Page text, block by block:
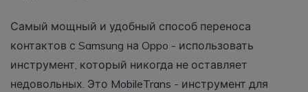
Самый мощный и удобный способ переноса
контактов с Samsung на Oppo - использовать
инструмент, который никогда не оставляет
недовольных. Это MobileTrans - инструмент для